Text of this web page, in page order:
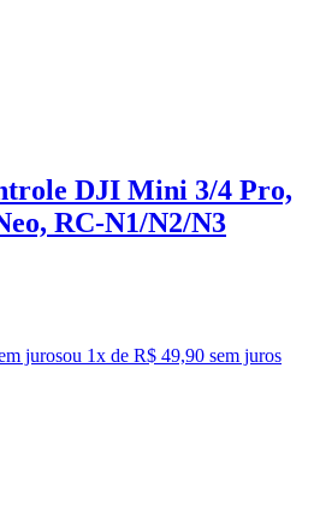
DJI Mini 3/4 Pro,
RC-N1/N2/N3
jurosou 1x de R$ 49,90 sem juros